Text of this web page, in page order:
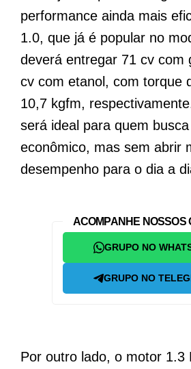
performance ainda mais
1.0, que já é popular no
deverá entregar 71 cv com
cv com etanol, com torque
10,7 kgfm,
será ideal para quem
econômico, mas sem abrir
desempenho para o dia a
ACOMPANHE NOSSOS
GRUPO NO
GRUPO NO
Por outro lado, o motor 1.3